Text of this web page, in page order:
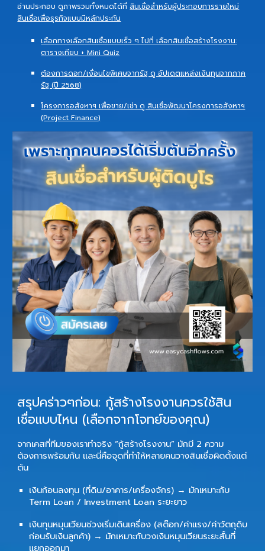
อ่านประกอบ ดูภาพรวมทั้งหมดได้ที่สินเชื่อสำหรับผู้ประกอบการรายใหม่
สินเชื่อเพื่อธุรกิจแบบมีหลักประกัน
เลือกทางเลือกสินเชื่อแบบเร็ว ๆ ไปที่ เลือกสินเชื่อสร้างโรงงาน:
ตารางเทียบ + Mini Quiz
ต้องการดอก/เงื่อนไขพิเศษจากรัฐ ดู อัปเดตแหล่งเงินทุนจากภาค
รัฐ (ปี 2568)
โครงการอสังหาฯ เพื่อขาย/เช่า ดู สินเชื่อพัฒนาโครงการอสังหาฯ
(Project Finance)
สรุปคร่าวๆก่อน: กู้สร้างโรงงานควรใช้สิน
เชื่อแบบไหน (เลือกจากโจทย์ของคุณ)
จากเคสที่ทีมของเราทำจริง “กู้สร้างโรงงาน” มักมี 2 ความ
ต้องการพร้อมกัน และนี่คือจุดที่ทำให้หลายคนวางสินเชื่อผิดตั้งแต่
ต้น
เงินก้อนลงทุน (ที่ดิน/อาคาร/เครื่องจักร) → มักเหมาะกับ
Term Loan / Investment Loan ระยะยาว
เงินทุนหมุนเวียนช่วงเริ่มเดินเครื่อง (สต๊อก/ค่าแรง/ค่าวัตถุดิบ
ก่อนรับเงินลูกค้า) → มักเหมาะกับวงเงินหมุนเวียนระยะสั้นที่
แยกออกมา